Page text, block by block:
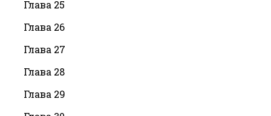
Глава 25
Глава 26
Глава 27
Глава 28
Глава 29